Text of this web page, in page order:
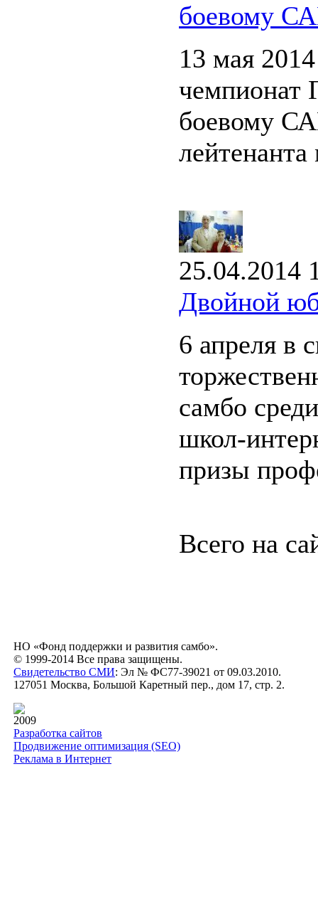
боевому
13 мая
чемпионат
боевому
25.04.2014
Двойной
6 апреля в
самбо
школ-
призы
Всего на
НО «Фонд поддержки и развития самбо».
© 1999-2014 Все права защищены.
Свидетельство СМИ: Эл № ФС77-39021 от 09.03.2010.
127051 Москва, Большой Каретный пер., дом 17, стр. 2.
2009
Разработка сайтов
Продвижение оптимизация (SEO)
Реклама в Интернет